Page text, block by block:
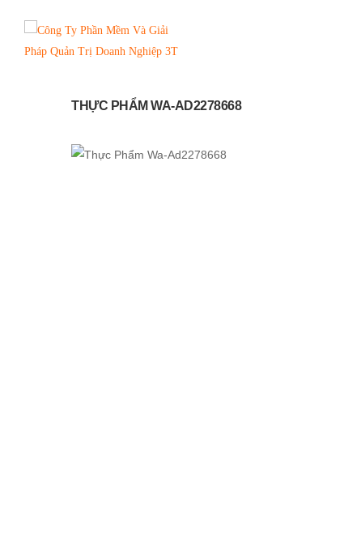
THỰC PHẨM WA-AD2278668